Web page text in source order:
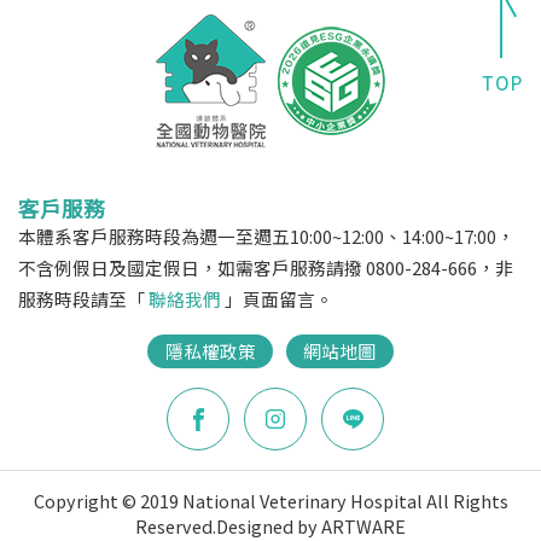
客戶服務
本體系客戶服務時段為週一至週五10:00~12:00、14:00~17:00，
不含例假日及國定假日，如需客戶服務請撥 0800-284-666，非
服務時段請至「聯絡我們 」頁面留言。
隱私權政策 網站地圖
Copyright © 2019 National Veterinary Hospital All Rights
Reserved.Designed by ARTWARE